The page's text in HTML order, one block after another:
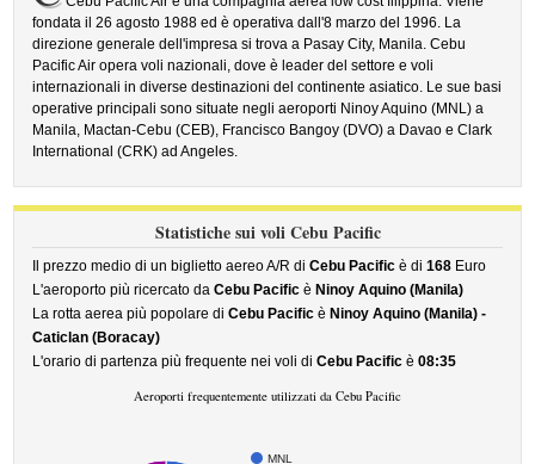
fondata il 26 agosto 1988 ed è operativa dall'8 marzo del 1996. La
direzione generale dell'impresa si trova a Pasay City, Manila. Cebu
Pacific Air opera voli nazionali, dove è leader del settore e voli
internazionali in diverse destinazioni del continente asiatico. Le sue basi
operative principali sono situate negli aeroporti Ninoy Aquino (MNL) a
Manila, Mactan-Cebu (CEB), Francisco Bangoy (DVO) a Davao e Clark
International (CRK) ad Angeles.
Statistiche sui voli Cebu Pacific
Il prezzo medio di un biglietto aereo A/R diCebu Pacific è di168 Euro
L'aeroporto più ricercato daCebu Pacific è Ninoy Aquino (Manila)
La rotta aerea più popolare diCebu Pacific è Ninoy Aquino (Manila) -
Caticlan (Boracay)
L'orario di partenza più frequente nei voli diCebu Pacific è08:35
Aeroporti frequentemente utilizzati da Cebu Pacific
MNL